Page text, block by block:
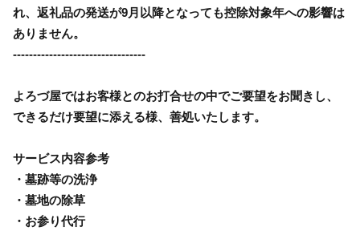
れ、返礼品の発送が9月以降となっても控除対象年への影響は
ありません。
---------------------------------
よろづ屋ではお客様とのお打合せの中でご要望をお聞きし、
できるだけ要望に添える様、善処いたします。
サービス内容参考
・墓跡等の洗浄
・墓地の除草
・お参り代行